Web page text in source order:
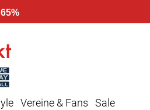
Vereine & Fans Sale